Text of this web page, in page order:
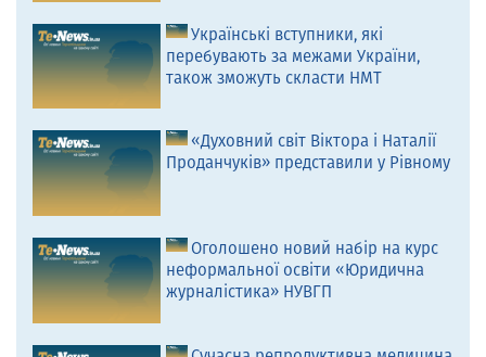
Українські вступники, які
перебувають за межами України,
також зможуть скласти НМТ
«Духовний світ Віктора і Наталії
Проданчуків» представили у Рівному
Оголошено новий набір на курс
неформальної освіти «Юридична
журналістика» НУВГП